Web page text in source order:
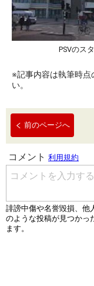
PSVのス
※記事内容は執筆時点
い。
前のページへ